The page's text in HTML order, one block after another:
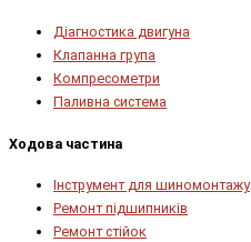
Діагностика двигуна
Клапанна група
Компресометри
Паливна система
Ходова частина
Інструмент для шиномонтажу
Ремонт підшипників
Ремонт стійок